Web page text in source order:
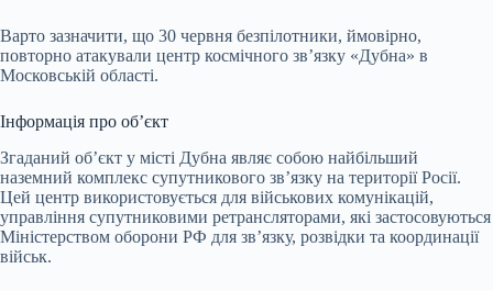
Варто зазначити, що 30 червня безпілотники, ймовірно,
повторно атакували центр космічного зв’язку «Дубна» в
Московській області.
Інформація про об’єкт
Згаданий об’єкт у місті Дубна являє собою найбільший
наземний комплекс супутникового зв’язку на території Росії.
Цей центр використовується для військових комунікацій,
управління супутниковими ретрансляторами, які застосовуються
Міністерством оборони РФ для зв’язку, розвідки та координації
військ.